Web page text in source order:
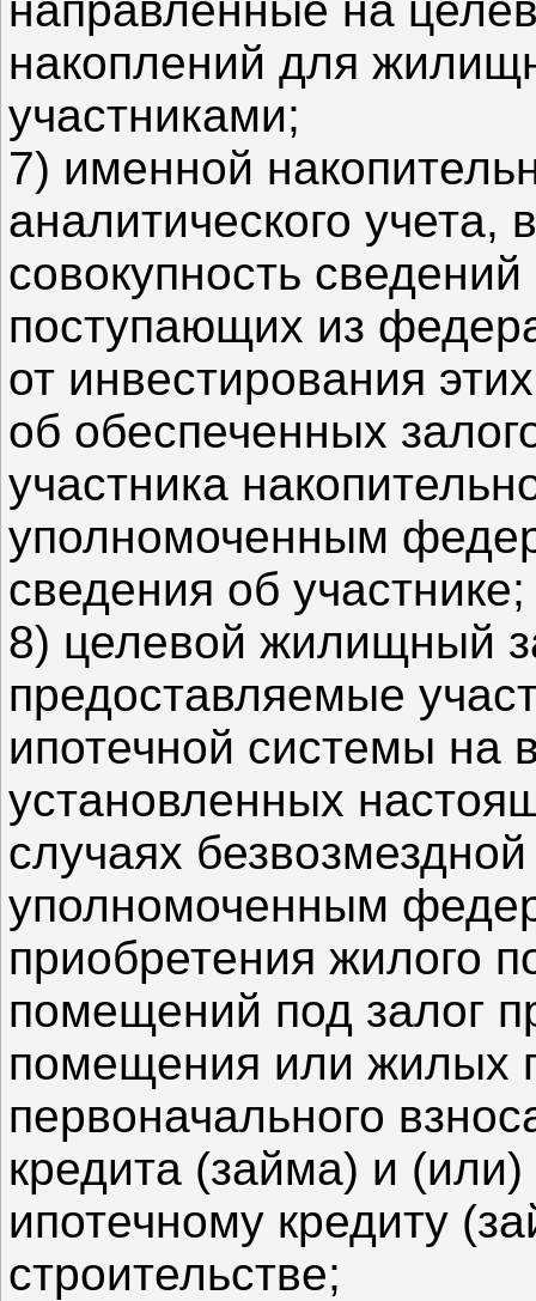
накоплений для
участниками;
7) именной
аналитического
совокупность
поступающих из
от инвестирования
об обеспеченных
участника
уполномоченным
сведения об участнике;
8) целевой жилищный
предоставляемые
ипотечной системы на
установленных
случаях
уполномоченным
приобретения жилого
помещений под залог
помещения или жилых
первоначального
кредита (займа) и
ипотечному кредиту
строительстве;